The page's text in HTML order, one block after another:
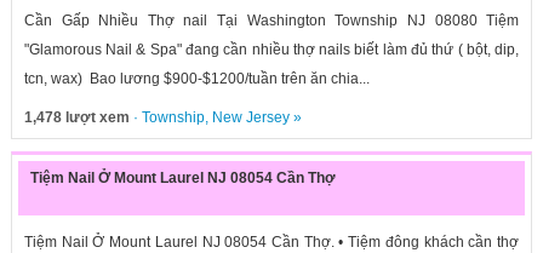
Cần Gấp Nhiều Thợ nail Tại Washington Township NJ 08080 Tiệm
"Glamorous Nail & Spa" đang cần nhiều thợ nails biết làm đủ thứ ( bột, dip,
tcn, wax) Bao lương $900-$1200/tuần trên ăn chia...
1,478 lượt xem · Township, New Jersey»
Tiệm Nail Ở Mount Laurel NJ 08054 Cần Thợ
Tiệm Nail Ở Mount Laurel NJ 08054 Cần Thợ. • Tiệm đông khách cần thợ